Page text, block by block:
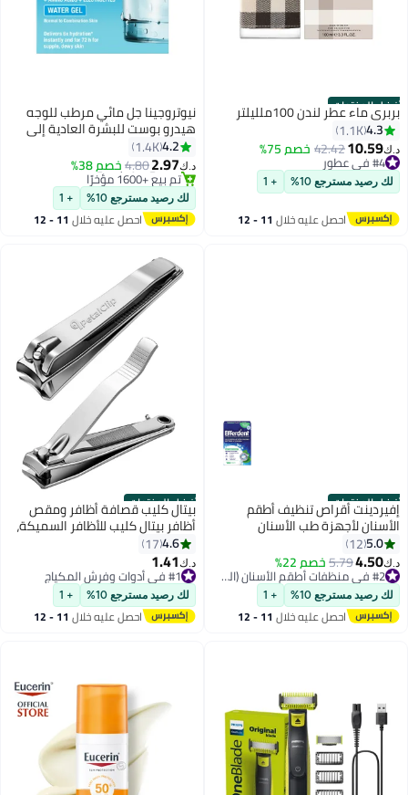
أفضل المنتجات
بربري ماء عطر لندن 100ملليلتر
4.3
1.1K
د.ك‏10.59
42.42خصم 75%
#4 في عطور
#4 في عطور
لك رصيد مسترجع 10% + 1
احصل عليه خلال 11 - 12
نيوتروجينا جل مائي مرطب للوجه
هيدرو بوست للبشرة العادية إلى
المختلطة
4.2
1.4K
د.ك‏2.97
4.80خصم 38%
#1 في كريم ليلي
تم بيع +1600 مؤخرًا
#1 في كريم ليلي
لك رصيد مسترجع 10% + 1
احصل عليه خلال 11 - 12
أفضل المنتجات
إفيردينت أقراص تنظيف أطقم
الأسنان لأجهزة طب الأسنان
5.0
12
د.ك‏4.50
5.79خصم 22%
أقل سعر في 7 يوم
بتخلّص بسرعة
لك رصيد مسترجع 10% + 1
احصل عليه خلال 11 - 12
أفضل المنتجات
بيتال كليب قصافة أظافر ومقص
أظافر بيتال كليب للأظافر السميكة،
قراضة أظافر احترافية ستانلس
قطعة)
4.6
17
د.ك‏1.41
#1 في أدوات وفرش المكياج
أقل سعر في 30 يوم
تم بيع +160 مؤخرًا
#1 في أدوات وفرش المكياج
لك رصيد مسترجع 10% + 1
احصل عليه خلال 11 - 12